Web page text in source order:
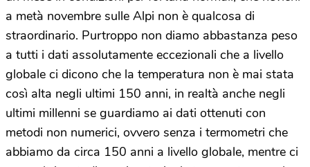
a metà novembre sulle Alpi non è qualcosa di
straordinario. Purtroppo non diamo abbastanza peso
a tutti i dati assolutamente eccezionali che a livello
globale ci dicono che la temperatura non è mai stata
così alta negli ultimi 150 anni, in realtà anche negli
ultimi millenni se guardiamo ai dati ottenuti con
metodi non numerici, ovvero senza i termometri che
abbiamo da circa 150 anni a livello globale, mentre ci